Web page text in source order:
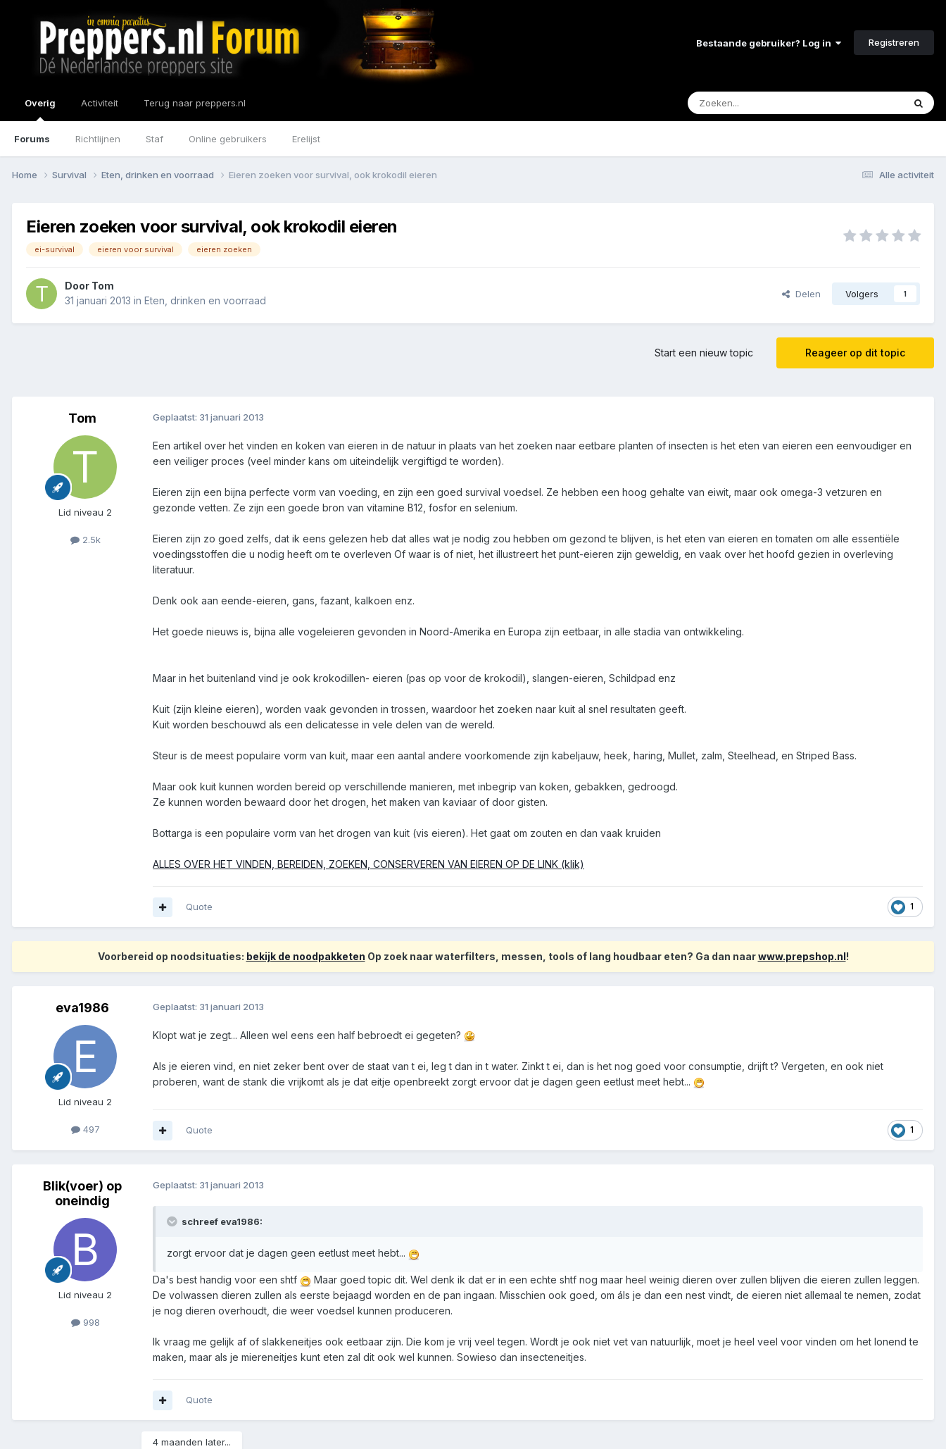
Bestaande gebruiker? Log in Registreren
Overig
Forums Richtlijnen Staf Online gebruikers Erelijst
Activiteit Terug naar preppers.nl
Alle activiteit
Home Survival Eten, drinken en voorraad Eieren zoeken voor survival, ook krokodil eieren
Eieren zoeken voor survival, ook krokodil eieren
ei-survival eieren voor survival eieren zoeken
Door Tom
31 januari 2013 in Eten, drinken en voorraad
Delen Volgers 1
Reageer op dit topic
Start een nieuw topic
Tom
Lid niveau 2
2.5k
Geplaatst: 31 januari 2013
Een artikel over het vinden en koken van eieren in de natuur in plaats van het zoeken naar eetbare planten of insecten is het eten van eieren een eenvoudiger en
een veiliger proces (veel minder kans om uiteindelijk vergiftigd te worden).
Eieren zijn een bijna perfecte vorm van voeding, en zijn een goed survival voedsel. Ze hebben een hoog gehalte van eiwit, maar ook omega-3 vetzuren en
gezonde vetten. Ze zijn een goede bron van vitamine B12, fosfor en selenium.
Eieren zijn zo goed zelfs, dat ik eens gelezen heb dat alles wat je nodig zou hebben om gezond te blijven, is het eten van eieren en tomaten om alle essentiële
voedingsstoffen die u nodig heeft om te overleven Of waar is of niet, het illustreert het punt-eieren zijn geweldig, en vaak over het hoofd gezien in overleving
literatuur.
Denk ook aan eende-eieren, gans, fazant, kalkoen enz.
Het goede nieuws is, bijna alle vogeleieren gevonden in Noord-Amerika en Europa zijn eetbaar, in alle stadia van ontwikkeling.
Maar in het buitenland vind je ook krokodillen- eieren (pas op voor de krokodil), slangen-eieren, Schildpad enz
Kuit (zijn kleine eieren), worden vaak gevonden in trossen, waardoor het zoeken naar kuit al snel resultaten geeft.
Kuit worden beschouwd als een delicatesse in vele delen van de wereld.
Steur is de meest populaire vorm van kuit, maar een aantal andere voorkomende zijn kabeljauw, heek, haring, Mullet, zalm, Steelhead, en Striped Bass.
Maar ook kuit kunnen worden bereid op verschillende manieren, met inbegrip van koken, gebakken, gedroogd.
Ze kunnen worden bewaard door het drogen, het maken van kaviaar of door gisten.
Bottarga is een populaire vorm van het drogen van kuit (vis eieren). Het gaat om zouten en dan vaak kruiden
ALLES OVER HET VINDEN, BEREIDEN, ZOEKEN, CONSERVEREN VAN EIEREN OP DE LINK (klik)
1
Quote
Voorbereid op noodsituaties: bekijk de noodpakketen Op zoek naar waterfilters, messen, tools of lang houdbaar eten? Ga dan naarwww.prepshop.nl!
eva1986
Lid niveau 2
497
Geplaatst: 31 januari 2013
Klopt wat je zegt... Alleen wel eens een half bebroedt ei gegeten?
Als je eieren vind, en niet zeker bent over de staat van t ei, leg t dan in t water. Zinkt t ei, dan is het nog goed voor consumptie, drijft t? Vergeten, en ook niet
proberen, want de stank die vrijkomt als je dat eitje openbreekt zorgt ervoor dat je dagen geen eetlust meet hebt...
1
Quote
Blik(voer) op
oneindig
Lid niveau 2
998
Geplaatst: 31 januari 2013
schreef eva1986:
zorgt ervoor dat je dagen geen eetlust meet hebt...
Da's best handig voor een shtf
Maar goed topic dit. Wel denk ik dat er in een echte shtf nog maar heel weinig dieren over zullen blijven die eieren zullen leggen.
De volwassen dieren zullen als eerste bejaagd worden en de pan ingaan. Misschien ook goed, om áls je dan een nest vindt, de eieren niet allemaal te nemen, zodat
je nog dieren overhoudt, die weer voedsel kunnen produceren.
Ik vraag me gelijk af of slakkeneitjes ook eetbaar zijn. Die kom je vrij veel tegen. Wordt je ook niet vet van natuurlijk, moet je heel veel voor vinden om het lonend te
maken, maar als je miereneitjes kunt eten zal dit ook wel kunnen. Sowieso dan insecteneitjes.
Quote
4 maanden later...